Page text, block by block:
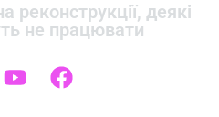
реконструкції, деякі
не працювати